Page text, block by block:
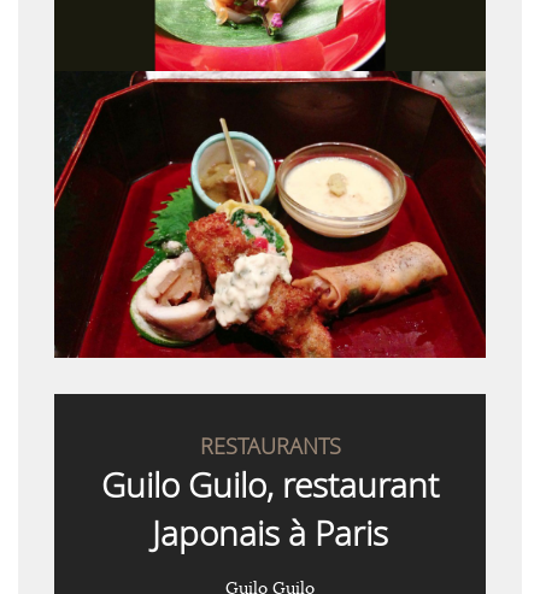
RESTAURANTS
Guilo Guilo, restaurant
Japonais à Paris
Guilo Guilo